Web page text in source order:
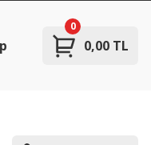
0,00 TL
0